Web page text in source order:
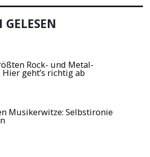
Rock- und Metal-
Hier geht’s richtig ab
Musikerwitze: Selbstironie